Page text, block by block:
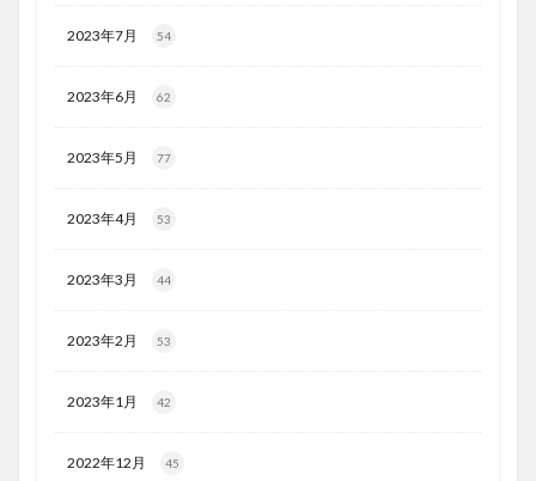
2023年7月 54
2023年6月 62
2023年5月 77
2023年4月 53
2023年3月 44
2023年2月 53
2023年1月 42
2022年12月 45